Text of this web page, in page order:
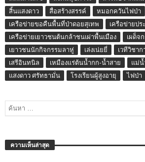
สิ้นแสงดาว
สื่อสร้างสรรค์ หมอกควันไฟป่า
เครือข่ายขอคืนพื้นที่ป่าดอยสุเทพ
เครือข่ายป
เครือข่ายเยาวชนต้นกล้าชนเผ่าพื้นเมือง
เผด็จ
เยาวชนนักกิจกรรมลาหู่
เล่งเน่ยยี่
เวทีวิชา
เสรีอินทนิล
เหมืองแร่ต้นน้ำกก-น้ำสาย แม่น้
แสงดาว ศรัทธามั่น
โรงเรียนผู้สูงอายุ ไฟป่า
ความเห็นล่าสุด